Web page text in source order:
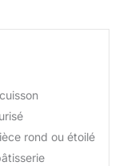
rond ou étoilé